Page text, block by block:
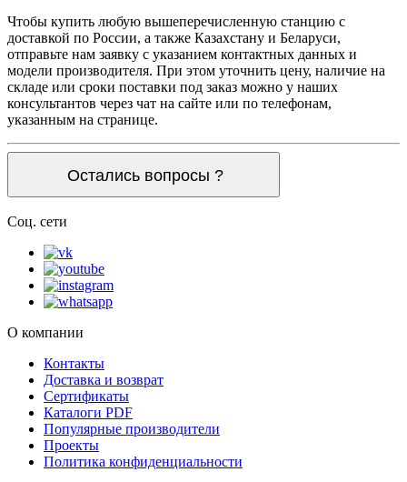
Чтобы купить любую вышеперечисленную станцию с
доставкой по России, а также Казахстану и Беларуси,
отправьте нам заявку с указанием контактных данных и
модели производителя. При этом уточнить цену, наличие на
складе или сроки поставки под заказ можно у наших
консультантов через чат на сайте или по телефонам,
указанным на странице.
Остались вопросы ?
Соц. сети
О компании
Контакты
Доставка и возврат
Сертификаты
Каталоги PDF
Популярные производители
Проекты
Политика конфиденциальности